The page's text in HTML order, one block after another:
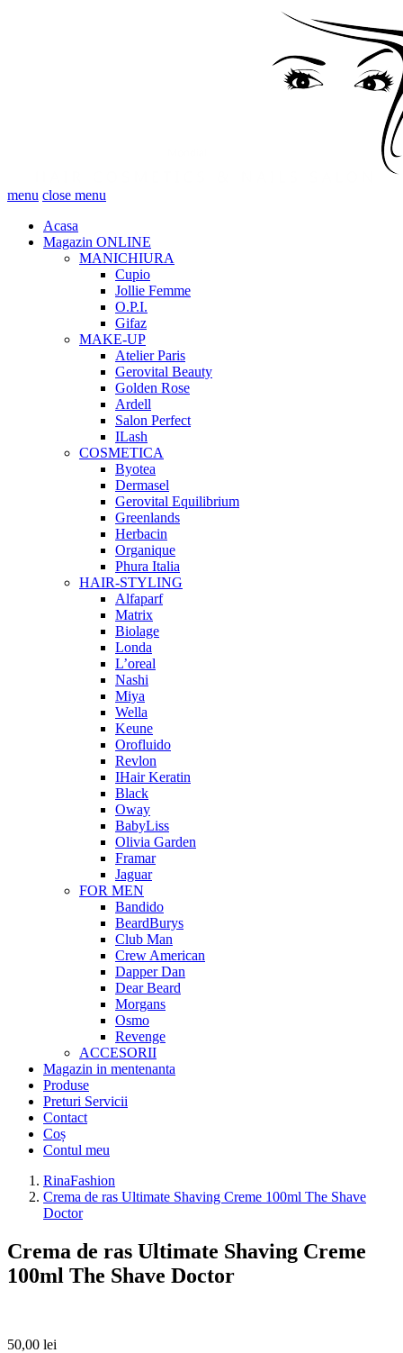
menu close menu
Acasa
Magazin ONLINE
MANICHIURA
Cupio
Jollie Femme
O.P.I.
Gifaz
MAKE-UP
Atelier Paris
Gerovital Beauty
Golden Rose
Ardell
Salon Perfect
ILash
COSMETICA
Byotea
Dermasel
Gerovital Equilibrium
Greenlands
Herbacin
Organique
Phura Italia
HAIR-STYLING
Alfaparf
Matrix
Biolage
Londa
L’oreal
Nashi
Miya
Wella
Keune
Orofluido
Revlon
IHair Keratin
Black
Oway
BabyLiss
Olivia Garden
Framar
Jaguar
FOR MEN
Bandido
BeardBurys
Club Man
Crew American
Dapper Dan
Dear Beard
Morgans
Osmo
Revenge
ACCESORII
Magazin in mentenanta
Produse
Preturi Servicii
Contact
Coș
Contul meu
RinaFashion
Crema de ras Ultimate Shaving Creme 100ml The Shave
Doctor
Crema de ras Ultimate Shaving Creme
100ml The Shave Doctor
50,00 lei